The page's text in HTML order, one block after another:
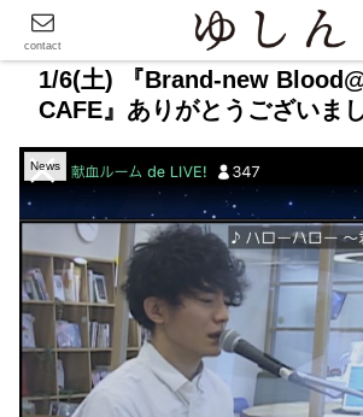
1/6(土) 『Brand-new
CAFE』ありがとうございま
News
contact